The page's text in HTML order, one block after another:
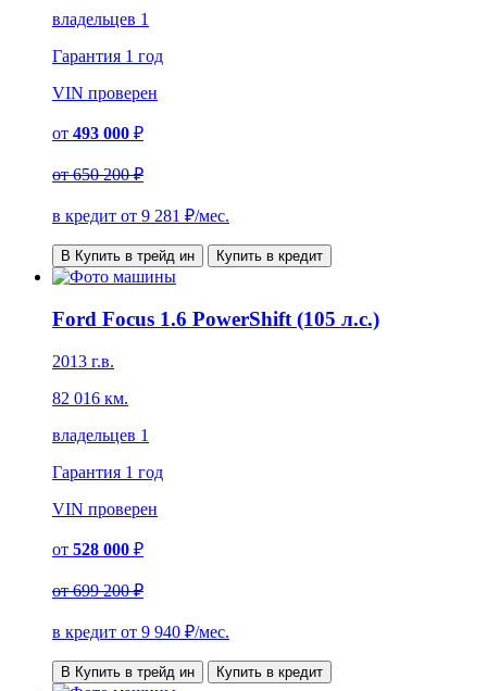
владельцев 1
Гарантия 1 год
VIN проверен
от 493 000 ₽
от650 200 ₽
в кредит от 9 281 ₽/мес.
В Купить в трейд ин Купить в кредит
Ford Focus 1.6 PowerShift (105 л.с.)
2013 г.в.
82 016 км.
владельцев 1
Гарантия 1 год
VIN проверен
от 528 000 ₽
от699 200 ₽
в кредит от 9 940 ₽/мес.
В Купить в трейд ин Купить в кредит